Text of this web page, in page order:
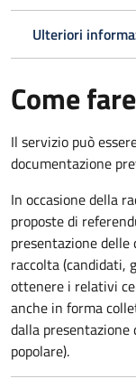
Ulteriori
Come fare
Il servizio può
documentazione
In occasione della
proposte di
presentazione
raccolta (candidati,
ottenere i relativi
anche in forma
dalla presentazione
popolare).